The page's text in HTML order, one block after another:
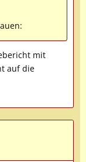
mit
auf die